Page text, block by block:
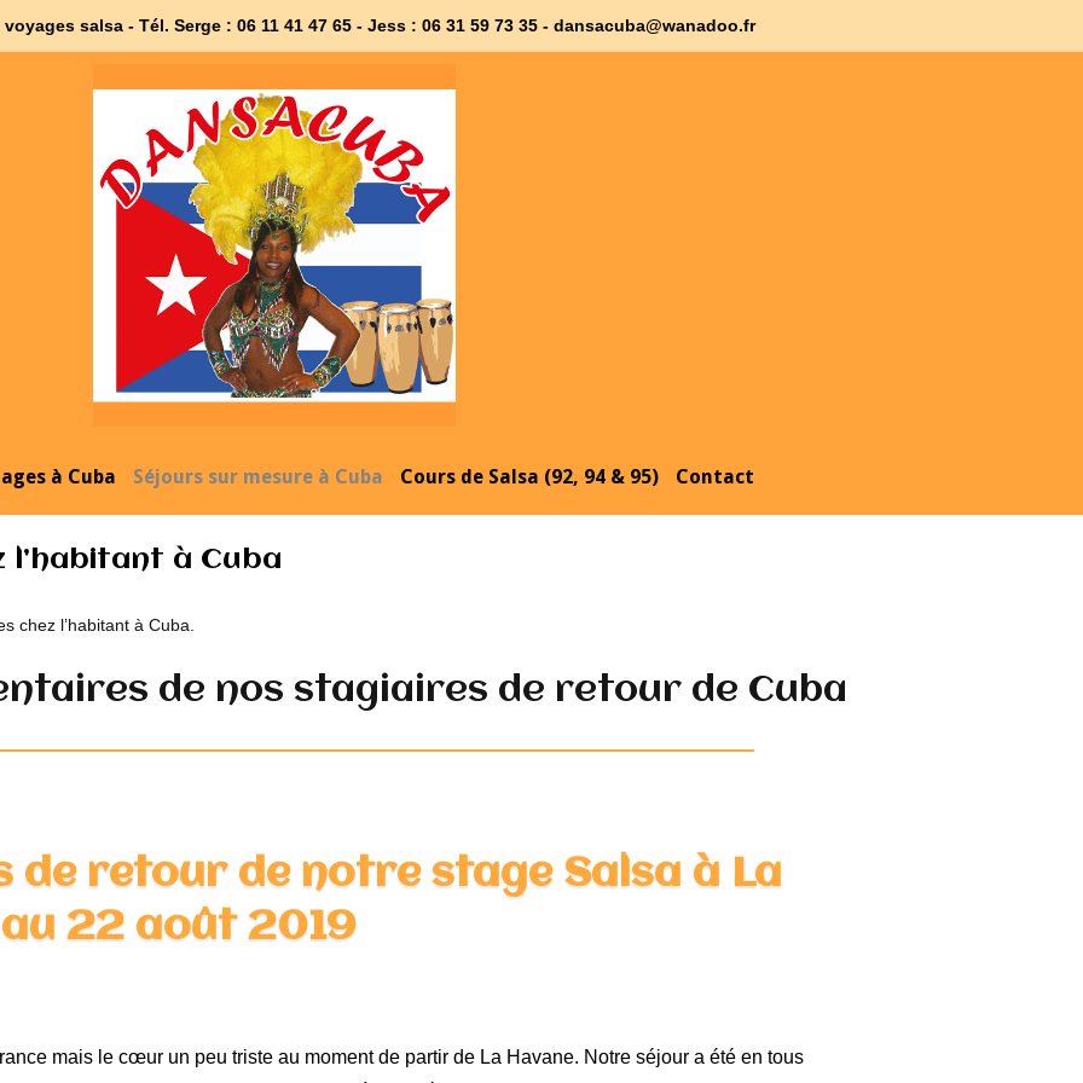
salsa - Tél. Serge : 06 11 41 47 65 - Jess : 06 31 59 73 35 - dansacuba@wanadoo.fr
à Cuba Séjours sur mesure à Cuba Cours de Salsa (92, 94 & 95) Contact
l’habitant à Cuba
chez l’habitant à Cuba.
de nos stagiaires de retour de Cuba
de retour de notre stage Salsa à La
au 22 août 2019
mais le cœur un peu triste au moment de partir de La Havane. Notre séjour a été en tous